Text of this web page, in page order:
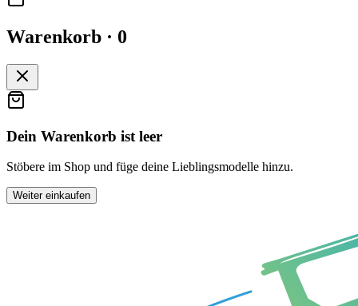
Warenkorb · 0
Dein Warenkorb ist leer
Stöbere im Shop und füge deine Lieblingsmodelle hinzu.
Weiter einkaufen